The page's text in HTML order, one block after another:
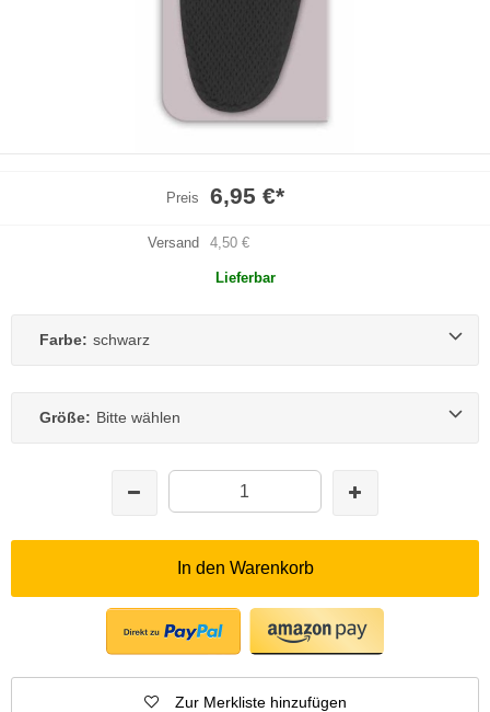
Preis 6,95 €*
Versand 4,50 €
Lieferbar
Farbe: schwarz
Größe: Bitte wählen
In den Warenkorb
Zur Merkliste hinzufügen